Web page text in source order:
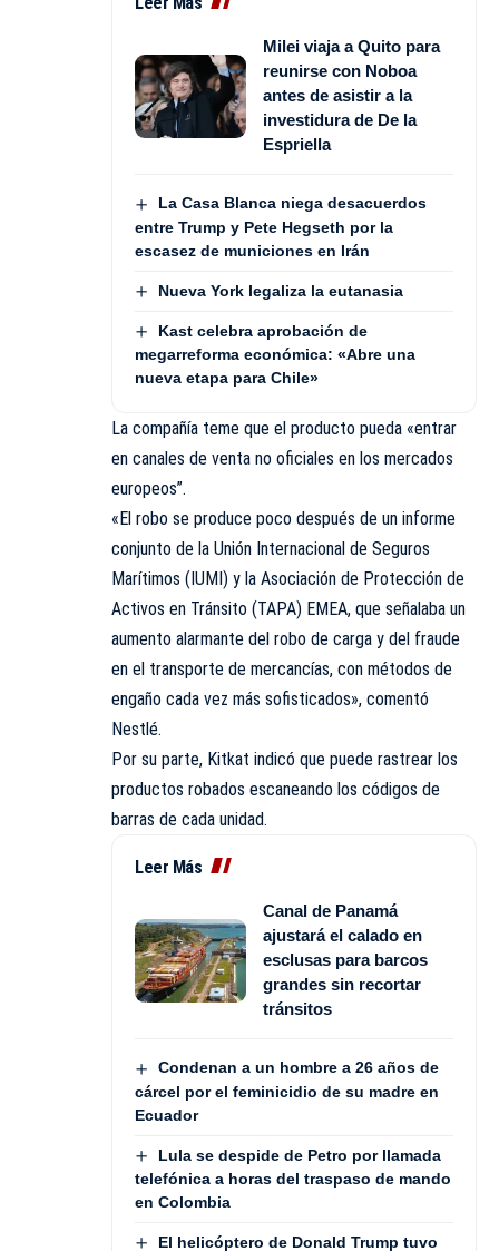
Milei viaja a Quito para
reunirse con Noboa
antes de asistir a la
investidura de De la
Espriella
La Casa Blanca niega desacuerdos
entre Trump y Pete Hegseth por la
escasez de municiones en Irán
Nueva York legaliza la eutanasia
Kast celebra aprobación de
megarreforma económica: «Abre una
nueva etapa para Chile»
La compañía teme que el producto pueda «entrar
en canales de venta no oficiales en los mercados
europeos”.
«El robo se produce poco después de un informe
conjunto de la Unión Internacional de Seguros
Marítimos (IUMI) y la Asociación de Protección de
Activos en Tránsito (TAPA) EMEA, que señalaba un
aumento alarmante del robo de carga y del fraude
en el transporte de mercancías, con métodos de
engaño cada vez más sofisticados», comentó
Nestlé.
Por su parte, Kitkat indicó que puede rastrear los
productos robados escaneando los códigos de
barras de cada unidad.
Leer Más
Canal de Panamá
ajustará el calado en
esclusas para barcos
grandes sin recortar
tránsitos
Condenan a un hombre a 26 años de
cárcel por el feminicidio de su madre en
Ecuador
Lula se despide de Petro por llamada
telefónica a horas del traspaso de mando
en Colombia
El helicóptero de Donald Trump tuvo